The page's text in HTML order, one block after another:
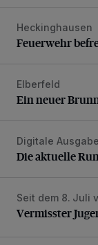
Feuerwehr
Heckinghausen
Feuerwehr
Ein neuer
Elberfeld
Ein neuer
Die aktuelle
Digitale Ausgabe
Die aktuelle
Vermisster
Seit dem 8. Juli
Vermisster